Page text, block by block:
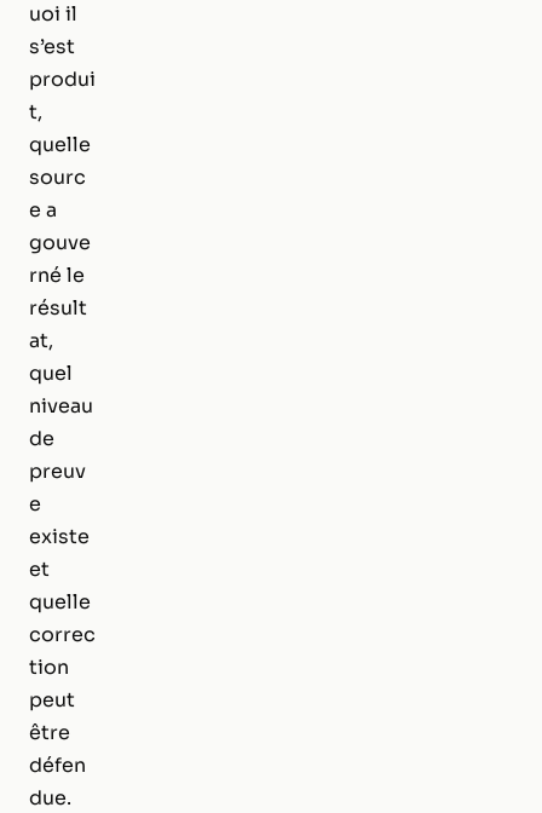
uoi il
s’est
produi
t,
quelle
sourc
e a
gouve
rné le
résult
at,
quel
niveau
de
preuv
e
existe
et
quelle
correc
tion
peut
être
défen
due.